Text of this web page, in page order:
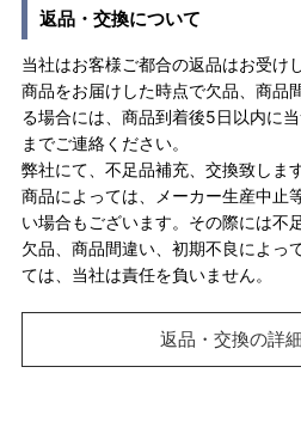
返品・交換について
当社はお客様ご都合の返品はお受け
商品をお届けした時点で欠品、商品
る場合には、商品到着後5日以内に
までご連絡ください。
弊社にて、不足品補充、交換致します
商品によっては、メーカー生産中止
い場合もございます。その際には不
欠品、商品間違い、初期不良によっ
ては、当社は責任を負いません。
返品・交換の詳